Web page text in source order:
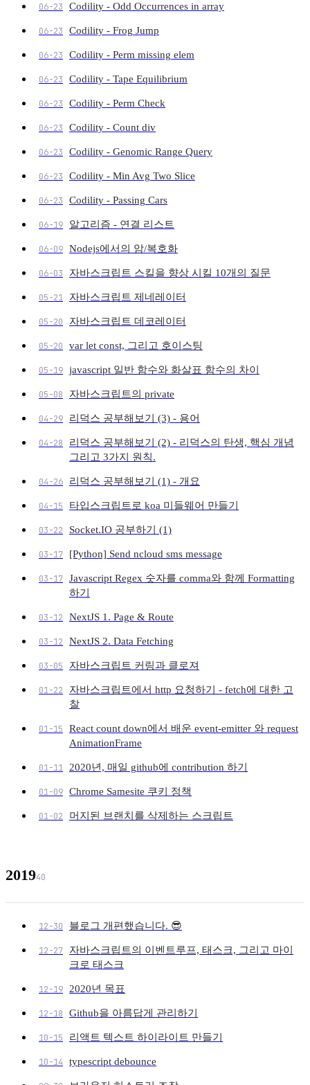
06-23 Codility - Odd Occurrences in array
06-23 Codility - Frog Jump
06-23 Codility - Perm missing elem
06-23 Codility - Tape Equilibrium
06-23 Codility - Perm Check
06-23 Codility - Count div
06-23 Codility - Genomic Range Query
06-23 Codility - Min Avg Two Slice
06-23 Codility - Passing Cars
06-19 알고리즘 - 연결 리스트
06-09 Nodejs에서의 암/복호화
06-03 자바스크립트 스킬을 향상 시킬 10개의 질문
05-21 자바스크립트 제네레이터
05-20 자바스크립트 데코레이터
05-20 var let const, 그리고 호이스팅
05-19 javascript 일반 함수와 화살표 함수의 차이
05-08 자바스크립트의 private
04-29 리덕스 공부해보기 (3) - 용어
04-28
리덕스 공부해보기 (2) - 리덕스의 탄생, 핵심 개념
그리고 3가지 원칙.
04-26 리덕스 공부해보기 (1) - 개요
04-15 타입스크립트로 koa 미들웨어 만들기
03-22 Socket.IO 공부하기 (1)
03-17 [Python] Send ncloud sms message
03-17 Javascript Regex 숫자를 comma와 함께 Formatting
하기
03-12 NextJS 1. Page & Route
03-12 NextJS 2. Data Fetching
03-05 자바스크립트 커링과 클로져
01-22
자바스크립트에서 http 요청하기 - fetch에 대한 고
찰
01-15
React count down에서 배운 event-emitter 와 request
AnimationFrame
01-11 2020년, 매일 github에 contribution 하기
01-09 Chrome Samesite 쿠키 정책
01-02 머지된 브랜치를 삭제하는 스크립트
201940
12-30 블로그 개편했습니다. 😎
12-27
자바스크립트의 이벤트루프, 태스크, 그리고 마이
크로 태스크
12-19 2020년 목표
12-18 Github을 아름답게 관리하기
10-15 리액트 텍스트 하이라이트 만들기
10-14 typescript debounce